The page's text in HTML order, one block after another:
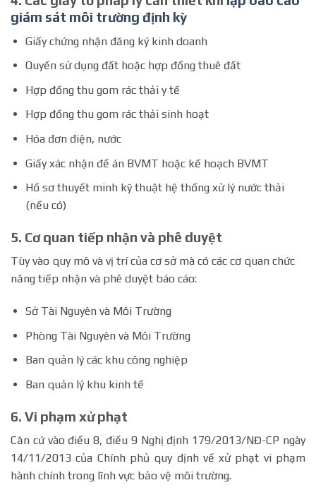
giám sát môi trường định kỳ
Giấy chứng nhận đăng ký kinh doanh
Quyền sử dụng đất hoặc hợp đồng thuê đất
Hợp đồng thu gom rác thải y tế
Hợp đồng thu gom rác thải sinh hoạt
Hóa đơn điện, nước
Giấy xác nhận đề án BVMT hoặc kế hoạch BVMT
Hồ sơ thuyết minh kỹ thuật hệ thống xử lý nước thải
(nếu có)
5. Cơ quan tiếp nhận và phê duyệt
Tùy vào quy mô và vị trí của cơ sở mà có các cơ quan chức
năng tiếp nhận và phê duyệt báo cáo:
Sở Tài Nguyên và Môi Trường
Phòng Tài Nguyên và Môi Trường
Ban quản lý các khu công nghiệp
Ban quản lý khu kinh tế
6. Vi phạm xử phạt
Căn cứ vào điều 8, điều 9 Nghị định 179/2013/NĐ-CP ngày
14/11/2013 của Chính phủ quy định về xử phạt vi phạm
hành chính trong lĩnh vực bảo vệ môi trường.